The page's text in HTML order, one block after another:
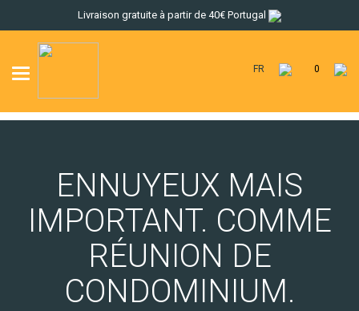
Livraison gratuite à partir de 40€ Portugal
Toggle
FR 0
ENNUYEUX MAIS
IMPORTANT. COMME
RÉUNION DE
CONDOMINIUM.